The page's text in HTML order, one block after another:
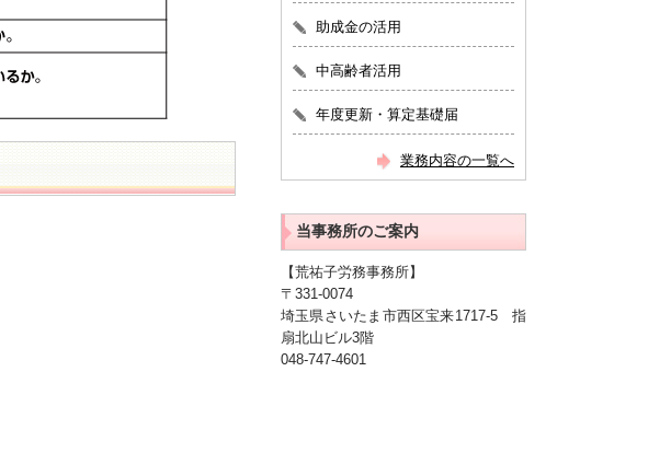
助成金の活用
中高齢者活用
年度更新・算定基礎届
業務内容の一覧へ
当事務所のご案内
【荒祐子労務事務所】
〒331-0074
埼玉県さいたま市西区宝来1717-5 指
扇北山ビル3階
048-747-4601